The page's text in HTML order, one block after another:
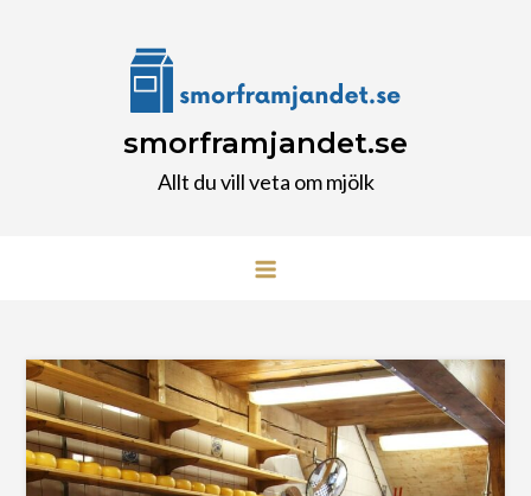
smorframjandet.se
Allt du vill veta om mjölk